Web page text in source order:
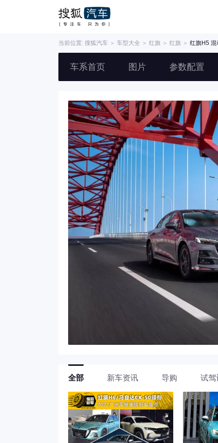
当前位置: 搜狐汽车 ＞ 车型大全 ＞ 红旗 ＞ 红旗 ＞ 红旗H5 混
车系首页 图片 参数配置
全部 新车资讯 导购 试驾